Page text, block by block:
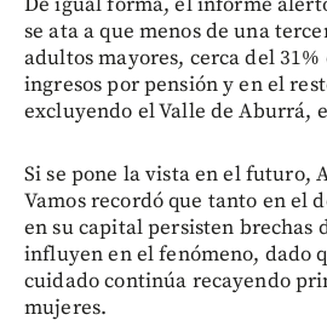
se ata a que menos de una
adultos mayores, cerca del
ingresos por pensión y en el
excluyendo el Valle de Aburrá,
Si se pone la vista en el futuro,
Vamos recordó que tanto en el
en su capital persisten brechas
influyen en el fenómeno, dado
cuidado continúa recayendo
mujeres.